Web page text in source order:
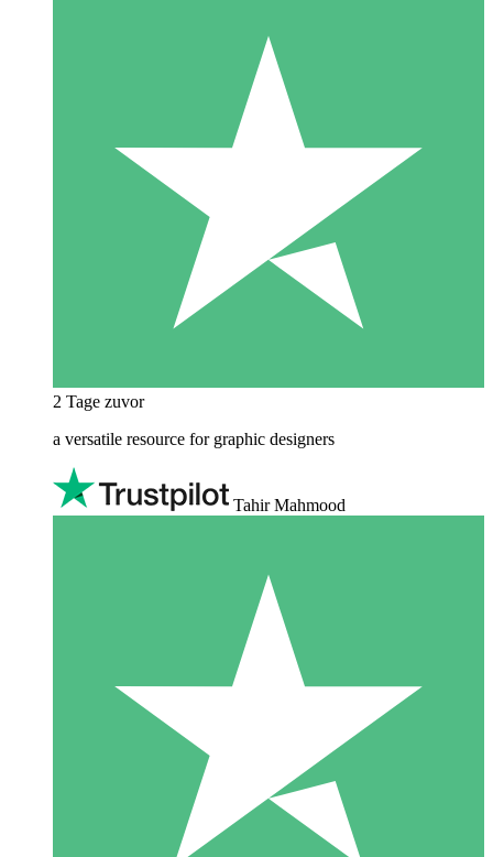
2 Tage zuvor
a versatile resource for graphic designers
Tahir Mahmood